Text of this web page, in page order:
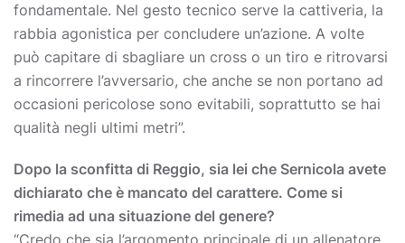
fondamentale. Nel gesto tecnico serve la cattiveria, la
rabbia agonistica per concludere un’azione. A volte
può capitare di sbagliare un cross o un tiro e ritrovarsi
a rincorrere l’avversario, che anche se non portano ad
occasioni pericolose sono evitabili, soprattutto se hai
qualità negli ultimi metri”.
Dopo la sconfitta di Reggio, sia lei che Sernicola avete
dichiarato che è mancato del carattere. Come si
rimedia ad una situazione del genere?
“Credo che sia l’argomento principale di un allenatore